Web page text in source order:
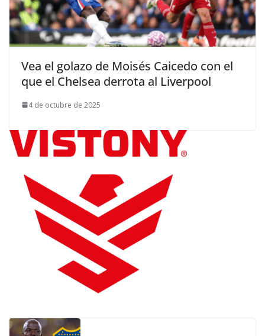
Vea el golazo de Moisés Caicedo con el
que el Chelsea derrota al Liverpool
4 de octubre de 2025